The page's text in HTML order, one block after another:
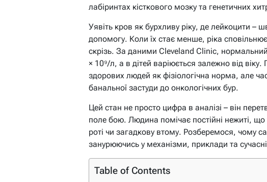
лабіринтах кісткового мозку та генетичних
Уявіть кров як бурхливу ріку, де лейкоцити –
допомогу. Коли їх стає менше, ріка
скрізь. За даними Cleveland Clinic,
× 10⁹/л, а в дітей варіюється залежно від
здорових людей як фізіологічна норма, але
банальної застуди до онкологічних бур.
Цей стан не просто цифра в аналізі – він
поле бою. Людина помічає постійні нежиті,
роті чи загадкову втому. Розберемося, чому
занурюючись у механізми, приклади та сучасні
Table of Contents